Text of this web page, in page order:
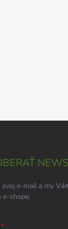
e-mail a my
e-shope.